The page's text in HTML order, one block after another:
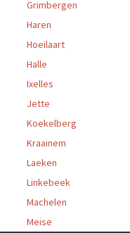
Grimbergen
Haren
Hoeilaart
Halle
Ixelles
Jette
Koekelberg
Kraainem
Laeken
Linkebeek
Machelen
Meise